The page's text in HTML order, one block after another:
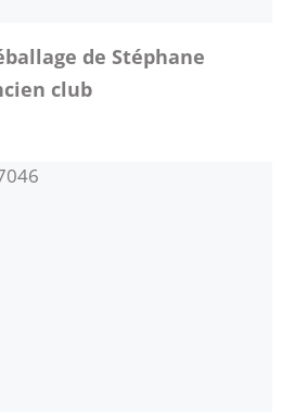
de Stéphane
club